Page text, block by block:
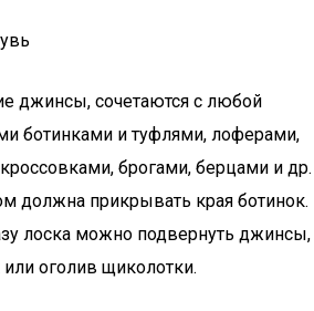
джинсы, сочетаются с любой
ботинками и туфлями, лоферами,
брогами, берцами и др.
должна прикрывать края ботинок.
лоска можно подвернуть джинсы,
оголив щиколотки.